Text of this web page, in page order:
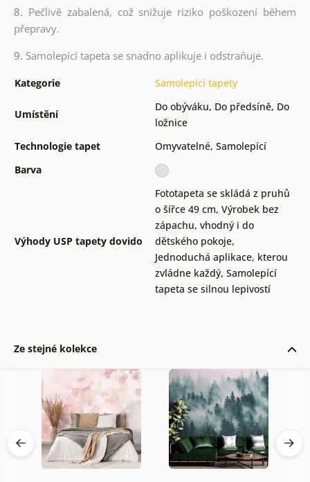
8. Pečlivě zabalená, což snižuje riziko poškození během
přepravy.
9. Samolepící tapeta se snadno aplikuje i odstraňuje.
Kategorie Samolepící tapety
Umístění
Do obýváku, Do předsíně, Do
ložnice
Technologie tapet
Omyvatelné, Samolepící
Barva
Výhody USP tapety dovido
Fototapeta se skládá z pruhů
o šířce 49 cm, Výrobek bez
zápachu, vhodný i do
dětského pokoje,
Jednoduchá aplikace, kterou
zvládne každý, Samolepící
tapeta se silnou lepivostí
Ze stejné kolekce